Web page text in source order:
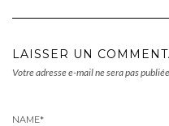
LAISSER UN
Votre adresse e-mail ne sera pas
NAME*